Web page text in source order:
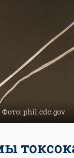
phil.cdc.gov